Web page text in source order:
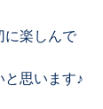
に楽しんで﻿
思います♪﻿